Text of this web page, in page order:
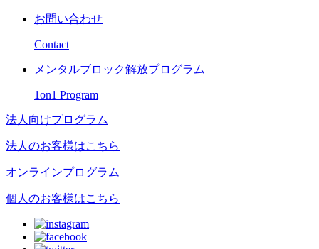
お問い合わせ
Contact
メンタルブロック解放プログラム
1on1 Program
法人向けプログラム
法人のお客様はこちら
オンラインプログラム
個人のお客様はこちら